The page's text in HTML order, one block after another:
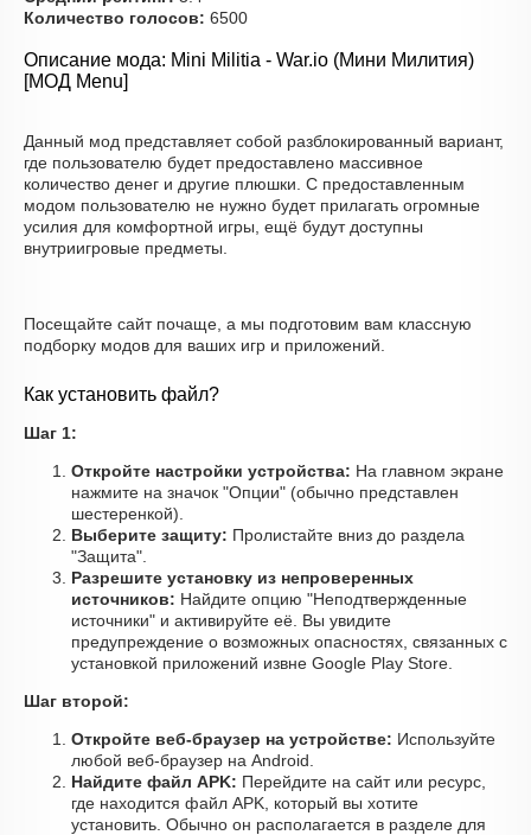
Количество голосов: 6500
Описание мода: Mini Militia - War.io (Мини Милития)
[МОД Menu]
Данный мод представляет собой разблокированный вариант,
где пользователю будет предоставлено массивное
количество денег и другие плюшки. С предоставленным
модом пользователю не нужно будет прилагать огромные
усилия для комфортной игры, ещё будут доступны
внутриигровые предметы.
Посещайте сайт почаще, а мы подготовим вам классную
подборку модов для ваших игр и приложений.
Как установить файл?
Шаг 1:
Откройте настройки устройства: На главном экране
нажмите на значок "Опции" (обычно представлен
шестеренкой).
Выберите защиту: Пролистайте вниз до раздела
"Защита".
Разрешите установку из непроверенных
источников: Найдите опцию "Неподтвержденные
источники" и активируйте её. Вы увидите
предупреждение о возможных опасностях, связанных с
установкой приложений извне Google Play Store.
Шаг второй:
Откройте веб-браузер на устройстве: Используйте
любой веб-браузер на Android.
Найдите файл APK: Перейдите на сайт или ресурс,
где находится файл APK, который вы хотите
установить. Обычно он располагается в разделе для